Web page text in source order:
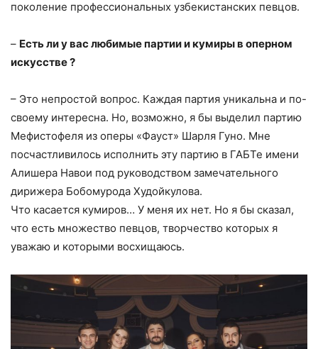
поколение профессиональных узбекистанских певцов.
– Есть ли у вас любимые партии и кумиры в оперном
искусстве ?
– Это непростой вопрос. Каждая партия уникальна и по-
своему интересна. Но, возможно, я бы выделил партию
Мефистофеля из оперы «Фауст» Шарля Гуно. Мне
посчастливилось исполнить эту партию в ГАБТе имени
Алишера Навои под руководством замечательного
дирижера Бобомурода Худойкулова.
Что касается кумиров… У меня их нет. Но я бы сказал,
что есть множество певцов, творчество которых я
уважаю и которыми восхищаюсь.